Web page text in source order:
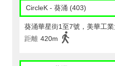
CircleK - 葵涌 (403)
葵涌華星街1至7號，美華工
距離 420m